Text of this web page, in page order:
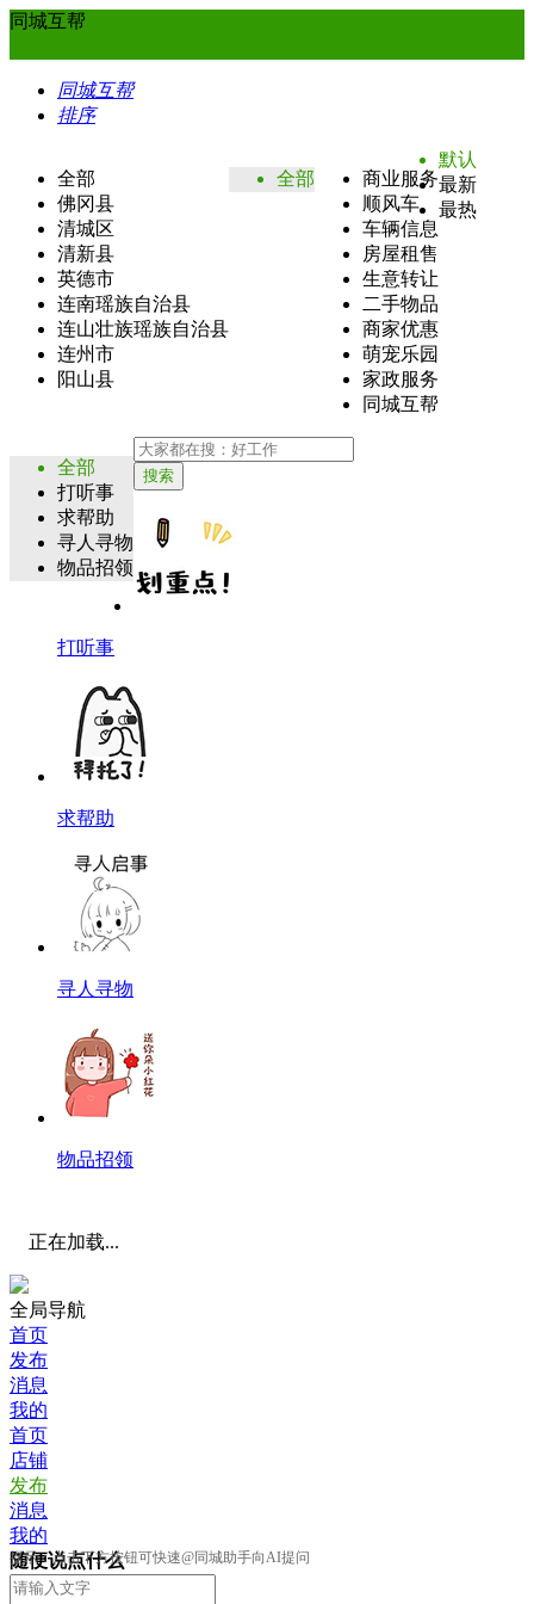
同城互帮
同城互帮
排序
全部
佛冈县
清城区
清新县
英德市
连南瑶族自治县
连山壮族瑶族自治县
连州市
阳山县
全部
商业服务
顺风车
车辆信息
房屋租售
生意转让
二手物品
商家优惠
萌宠乐园
家政服务
同城互帮
全部
打听事
求帮助
寻人寻物
物品招领
默认
最新
最热
搜索
打听事
求帮助
寻人寻物
物品招领
正在加载...
全局导航
首页
发布
消息
我的
首页
店铺
发布
消息
我的
随便说点什么
提示：点击下方按钮可快速@同城助手向AI提问